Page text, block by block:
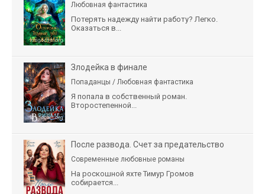
Любовная фантастика
Потерять надежду найти работу? Легко.
Оказаться в...
Злодейка в финале
Попаданцы / Любовная фантастика
Я попала в собственный роман.
Второстепенной...
После развода. Счет за предательство
Современные любовные романы
На роскошной яхте Тимур Громов
собирается...